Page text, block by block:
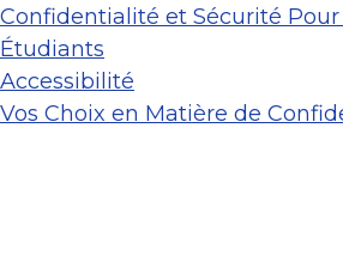
Confidentialité et Sécurité Pour
Étudiants
Accessibilité
Vos Choix en Matière de